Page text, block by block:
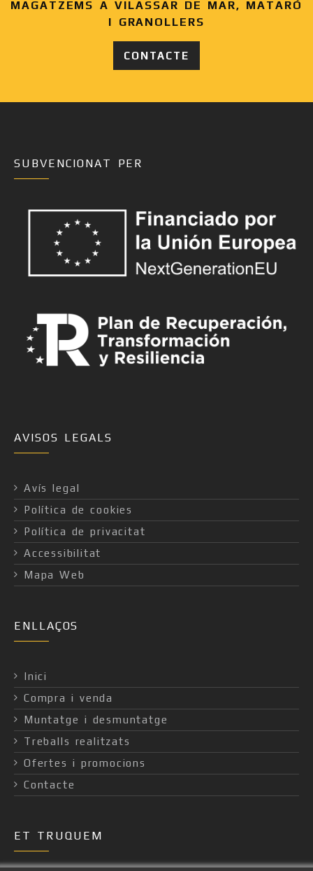
MAGATZEMS A VILASSAR DE MAR, MATARÓ
I GRANOLLERS
CONTACTE
SUBVENCIONAT PER
AVISOS LEGALS
Avís legal
Política de cookies
Política de privacitat
Accessibilitat
Mapa Web
ENLLAÇOS
Inici
Compra i venda
Muntatge i desmuntatge
Treballs realitzats
Ofertes i promocions
Contacte
ET TRUQUEM